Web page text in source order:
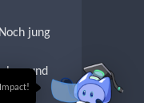
jung
und